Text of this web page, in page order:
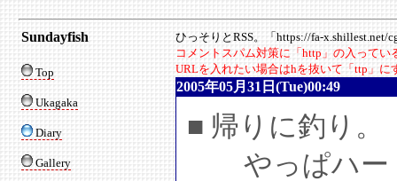
Sundayfish
Top
Ukagaka
Diary
Gallery
ひっそりとRSS。「https://fa-x.shillest.net/
コメントスパム対策に「http」の入って
URLを入れたい場合はhを抜いて「ttp」に
2005年05月31日(Tue)00:49
■ 帰りに釣り。
やっぱハー